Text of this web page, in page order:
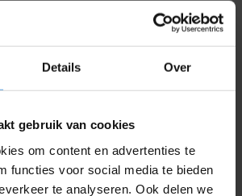
Details Over
gebruik van cookies
om content en advertenties te
functies voor social media te bieden
te analyseren. Ook delen we
vergelijking